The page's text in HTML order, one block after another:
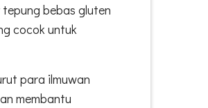
bebas gluten
cocok untuk
para ilmuwan
membantu